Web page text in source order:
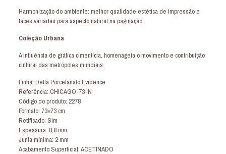
Harmonização do ambiente: melhor qualidade estética de impressão e
faces variadas para aspecto natural na paginação.
Coleção Urbana
A influência de gráfica cimentícia, homenageia o movimento e contribuição
cultural das metrópoles mundiais.
Linha: Delta Porcelanato Evidence
Referência: CHICAGO-73 IN
Código do produto: 2278
Formato: 73×73 cm
Retificado: Sim
Espessura: 8,8 mm
Junta mínima: 2 mm
Acabamento Superficial: ACETINADO